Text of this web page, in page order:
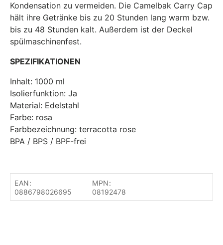
Kondensation zu vermeiden. Die Camelbak Carry Cap
hält ihre Getränke bis zu 20 Stunden lang warm bzw.
bis zu 48 Stunden kalt. Außerdem ist der Deckel
spülmaschinenfest.
SPEZIFIKATIONEN
Inhalt: 1000 ml
Isolierfunktion: Ja
Material: Edelstahl
Farbe: rosa
Farbbezeichnung: terracotta rose
BPA / BPS / BPF-frei
EAN:
0886798026695
MPN:
08192478